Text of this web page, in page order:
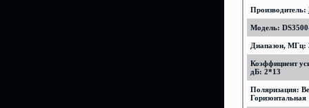
Производитель:
Модель:
Диапазон, МГц:
Коэффициент
дБ: 2*13
Поляризация:
Горизонтальная